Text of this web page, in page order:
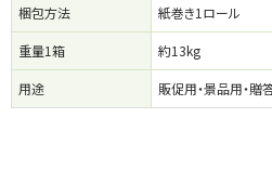
梱包方法 紙巻き1ロール
重量1箱 約13kg
用途 販促用・景品用・贈